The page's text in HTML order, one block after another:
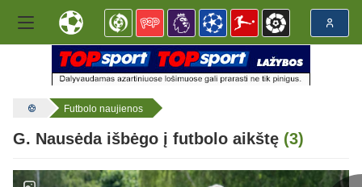
Futbolo naujienos
G. Nausėda išbėgo į futbolo aikštę (3)